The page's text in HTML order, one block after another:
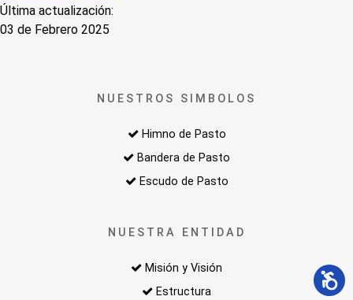
Última actualización:
03 de Febrero 2025
NUESTROS SIMBOLOS
Himno de Pasto
Bandera de Pasto
Escudo de Pasto
NUESTRA ENTIDAD
Misión y Visión
Estructura